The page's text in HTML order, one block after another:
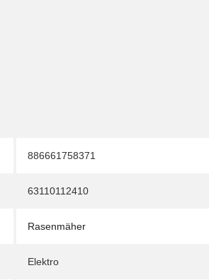
886661758371
63110112410
Rasenmäher
Elektro